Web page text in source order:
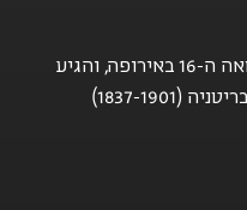
השימוש הנפוץ במחוכים החל במאה ה-16 באירופה, והגיע
לשיאו בתקופה הוויקטוריאנית בבריטניה (1837-1901)